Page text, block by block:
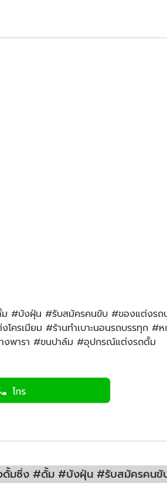
บังฝุ่น #รับสมัครคนขับ #ของแต่งรถ
รเมียม #ร้านทำเบาะนอนรถบรรทุก
พารา #ขนปาล์ม #อุปกรณ์แต่งรถดั้ม
มซิ่ง #ดั้ม #บังฝุ่น #รับสมัครคนขั